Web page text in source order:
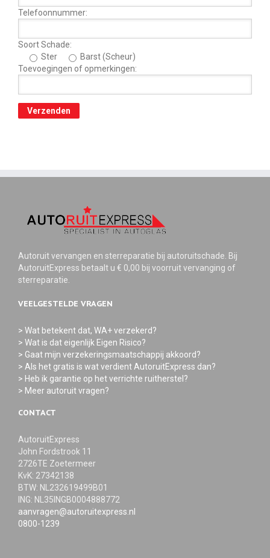
Telefoonnummer:
Soort Schade:
Ster
Barst (Scheur)
Toevoegingen of opmerkingen:
Autoruit vervangen en sterreparatie bij autoruitschade. Bij
AutoruitExpress betaalt u € 0,00 bij voorruit vervanging of
sterreparatie.
VEELGESTELDE VRAGEN
> Wat betekent dat, WA+ verzekerd?
> Wat is dat eigenlijk Eigen Risico?
> Gaat mijn verzekeringsmaatschappij akkoord?
> Als het gratis is wat verdient AutoruitExpress dan?
> Heb ik garantie op het verrichte ruitherstel?
> Meer autoruit vragen?
CONTACT
AutoruitExpress
John Fordstrook 11
2726TE Zoetermeer
KvK: 27342138
BTW: NL232619499B01
ING: NL35INGB0004888772
aanvragen@autoruitexpress.nl
0800-1239